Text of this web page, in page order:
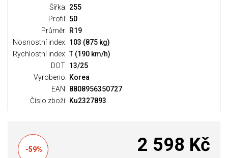
Šířka: 255
Profil: 50
Průměr: R19
Nosnostní index: 103 (875 kg)
Rychlostní index: T (190 km/h)
DOT: 13/25
Vyrobeno: Korea
EAN: 8808956350727
Číslo zboží: Ku2327893
-59% 2 598 Kč